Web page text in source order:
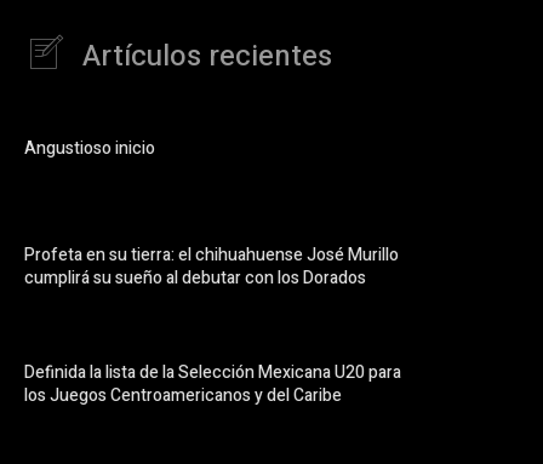
Artículos recientes
Angustioso inicio
Profeta en su tierra: el chihuahuense José Murillo
cumplirá su sueño al debutar con los Dorados
Definida la lista de la Selección Mexicana U20 para
los Juegos Centroamericanos y del Caribe